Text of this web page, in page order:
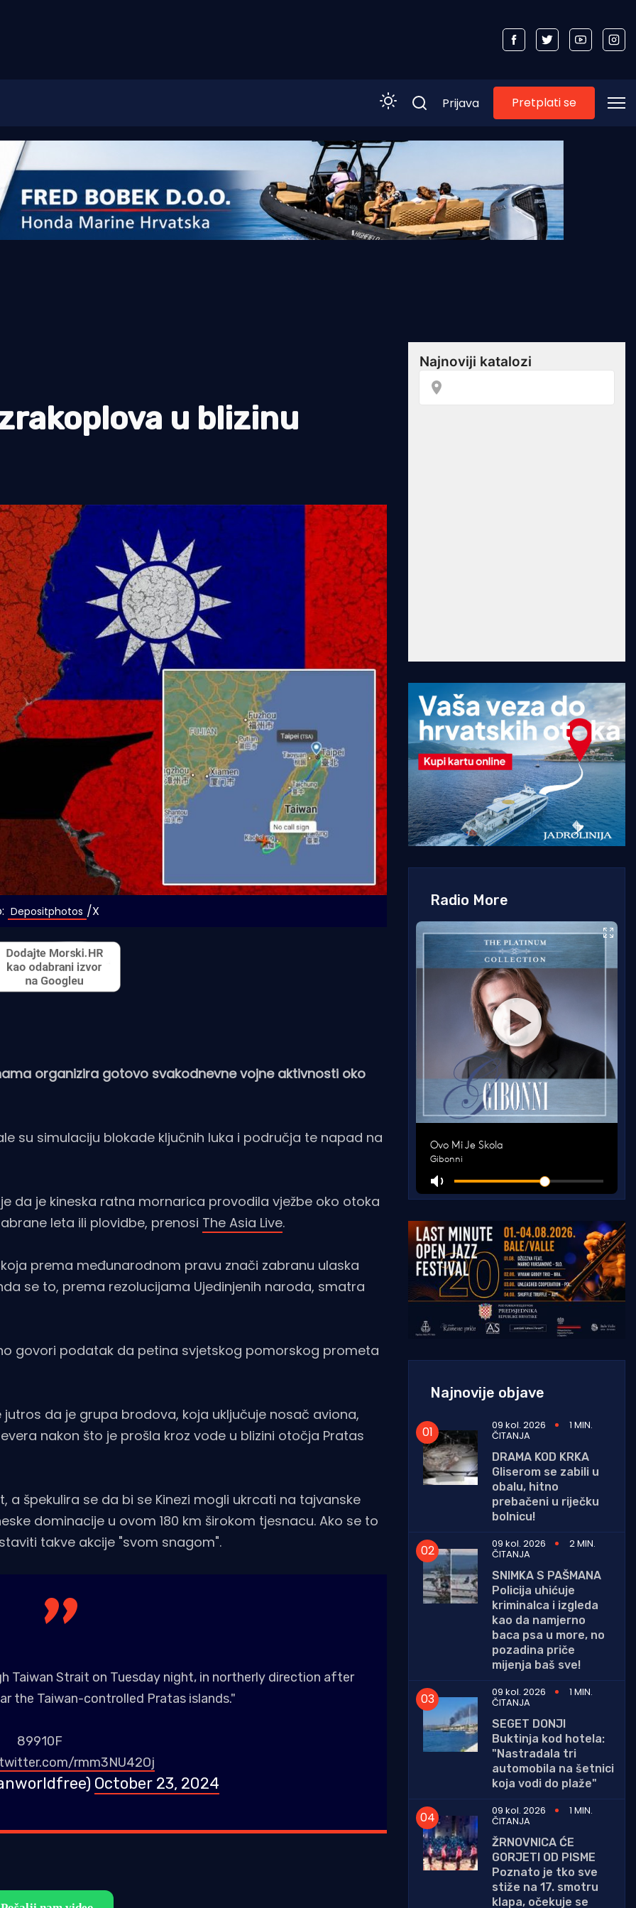
Prijava Pretplati se
u blizinu
Depositphotos /X
organizira gotovo svakodnevne vojne aktivnosti oko
su simulaciju blokade ključnih luka i područja te napad na
da je kineska ratna mornarica provodila vježbe oko otoka
leta ili plovidbe, prenosi The Asia Live.
prema međunarodnom pravu znači zabranu ulaska
se to, prema rezolucijama Ujedinjenih naroda, smatra
govori podatak da petina svjetskog pomorskog prometa
da je grupa brodova, koja uključuje nosač aviona,
nakon što je prošla kroz vode u blizini otočja Pratas
a špekulira se da bi se Kinezi mogli ukrcati na tajvanske
dominacije u ovom 180 km širokom tjesnacu. Ako se to
takve akcije "svom snagom".
Taiwan Strait on Tuesday night, in northerly direction after
the Taiwan-controlled Pratas islands."
89910F
rmm3NU42Oj
October 23, 2024
Radio More
Najnovije objave
09 kol. 2026 1 MIN.
ČITANJA
DRAMA KOD KRKA
Gliserom se zabili u
obalu, hitno
prebačeni u riječku
bolnicu!
09 kol. 2026
2 MIN.
ČITANJA
SNIMKA S PAŠMANA
Policija uhićuje
kriminalca i izgleda
kao da namjerno
baca psa u more, no
pozadina priče
mijenja baš sve!
09 kol. 2026
1 MIN.
ČITANJA
SEGET DONJI
Buktinja kod hotela:
"Nastradala tri
automobila na šetnici
koja vodi do plaže"
09 kol. 2026
1 MIN.
ČITANJA
ŽRNOVNICA ĆE
GORJETI OD PISME
Poznato je tko sve
stiže na 17. smotru
klapa, očekuje se